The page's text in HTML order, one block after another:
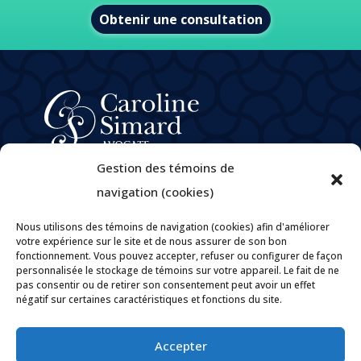
Gestion des témoins de
navigation (cookies)
Nous utilisons des témoins de navigation (cookies) afin d'améliorer
votre expérience sur le site et de nous assurer de son bon
fonctionnement. Vous pouvez accepter, refuser ou configurer de façon
personnalisée le stockage de témoins sur votre appareil. Le fait de ne
pas consentir ou de retirer son consentement peut avoir un effet
négatif sur certaines caractéristiques et fonctions du site.
Accepter
Obtenir une consultation
Domaines de pratique
Carrières
Politique de confidentialité
Politiques et pratiques encadrant la gouvernance des
renseignements personnels
Contact